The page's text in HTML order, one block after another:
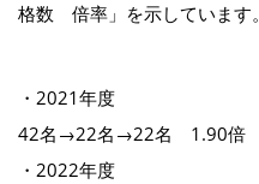
格数 倍率」を示しています。
・2021年度
42名→22名→22名 1.90倍
・2022年度